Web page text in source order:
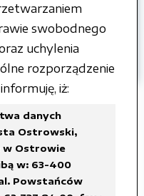
swobodnego
uchylenia
rozporządzenie
iż:
danych
Ostrowski,
Ostrowie
w: 63-400
Powstańców